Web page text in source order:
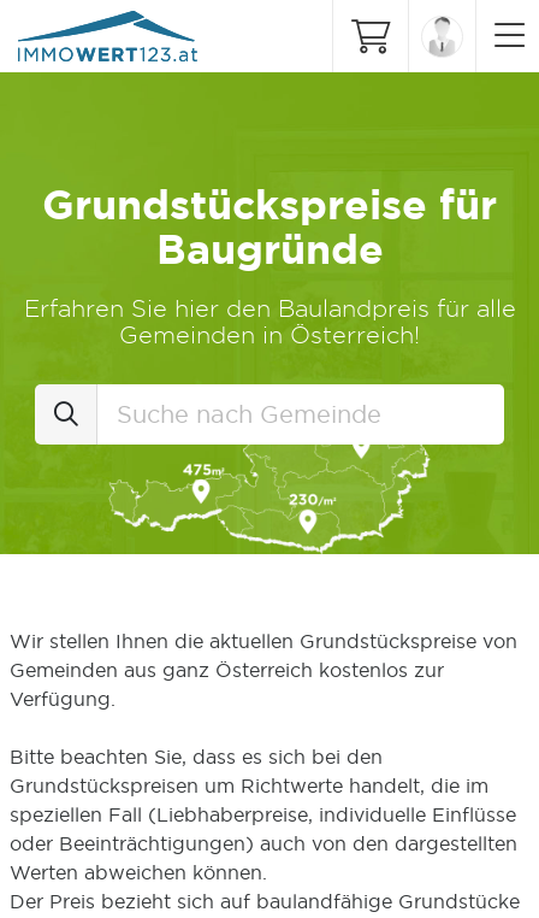
Grundstückspreise für
Baugründe
Erfahren Sie hier den Baulandpreis für alle
Gemeinden in Österreich!
Wir stellen Ihnen die aktuellen Grundstückspreise von
Gemeinden aus ganz Österreich kostenlos zur
Verfügung.
Bitte beachten Sie, dass es sich bei den
Grundstückspreisen um Richtwerte handelt, die im
speziellen Fall (Liebhaberpreise, individuelle Einflüsse
oder Beeinträchtigungen) auch von den dargestellten
Werten abweichen können.
Der Preis bezieht sich auf baulandfähige Grundstücke